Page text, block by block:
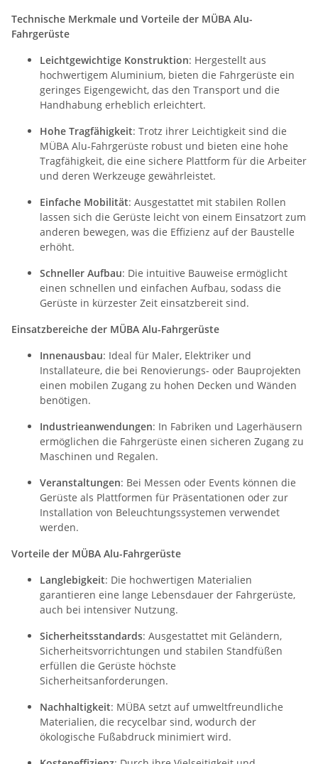
Technische Merkmale und Vorteile der MÜBA Alu-
Fahrgerüste
Leichtgewichtige Konstruktion: Hergestellt aus
hochwertigem Aluminium, bieten die Fahrgerüste ein
geringes Eigengewicht, das den Transport und die
Handhabung erheblich erleichtert.
Hohe Tragfähigkeit: Trotz ihrer Leichtigkeit sind die
MÜBA Alu-Fahrgerüste robust und bieten eine hohe
Tragfähigkeit, die eine sichere Plattform für die Arbeiter
und deren Werkzeuge gewährleistet.
Einfache Mobilität: Ausgestattet mit stabilen Rollen
lassen sich die Gerüste leicht von einem Einsatzort zum
anderen bewegen, was die Effizienz auf der Baustelle
erhöht.
Schneller Aufbau: Die intuitive Bauweise ermöglicht
einen schnellen und einfachen Aufbau, sodass die
Gerüste in kürzester Zeit einsatzbereit sind.
Einsatzbereiche der MÜBA Alu-Fahrgerüste
Innenausbau: Ideal für Maler, Elektriker und
Installateure, die bei Renovierungs- oder Bauprojekten
einen mobilen Zugang zu hohen Decken und Wänden
benötigen.
Industrieanwendungen: In Fabriken und Lagerhäusern
ermöglichen die Fahrgerüste einen sicheren Zugang zu
Maschinen und Regalen.
Veranstaltungen: Bei Messen oder Events können die
Gerüste als Plattformen für Präsentationen oder zur
Installation von Beleuchtungssystemen verwendet
werden.
Vorteile der MÜBA Alu-Fahrgerüste
Langlebigkeit: Die hochwertigen Materialien
garantieren eine lange Lebensdauer der Fahrgerüste,
auch bei intensiver Nutzung.
Sicherheitsstandards: Ausgestattet mit Geländern,
Sicherheitsvorrichtungen und stabilen Standfüßen
erfüllen die Gerüste höchste
Sicherheitsanforderungen.
Nachhaltigkeit: MÜBA setzt auf umweltfreundliche
Materialien, die recycelbar sind, wodurch der
ökologische Fußabdruck minimiert wird.